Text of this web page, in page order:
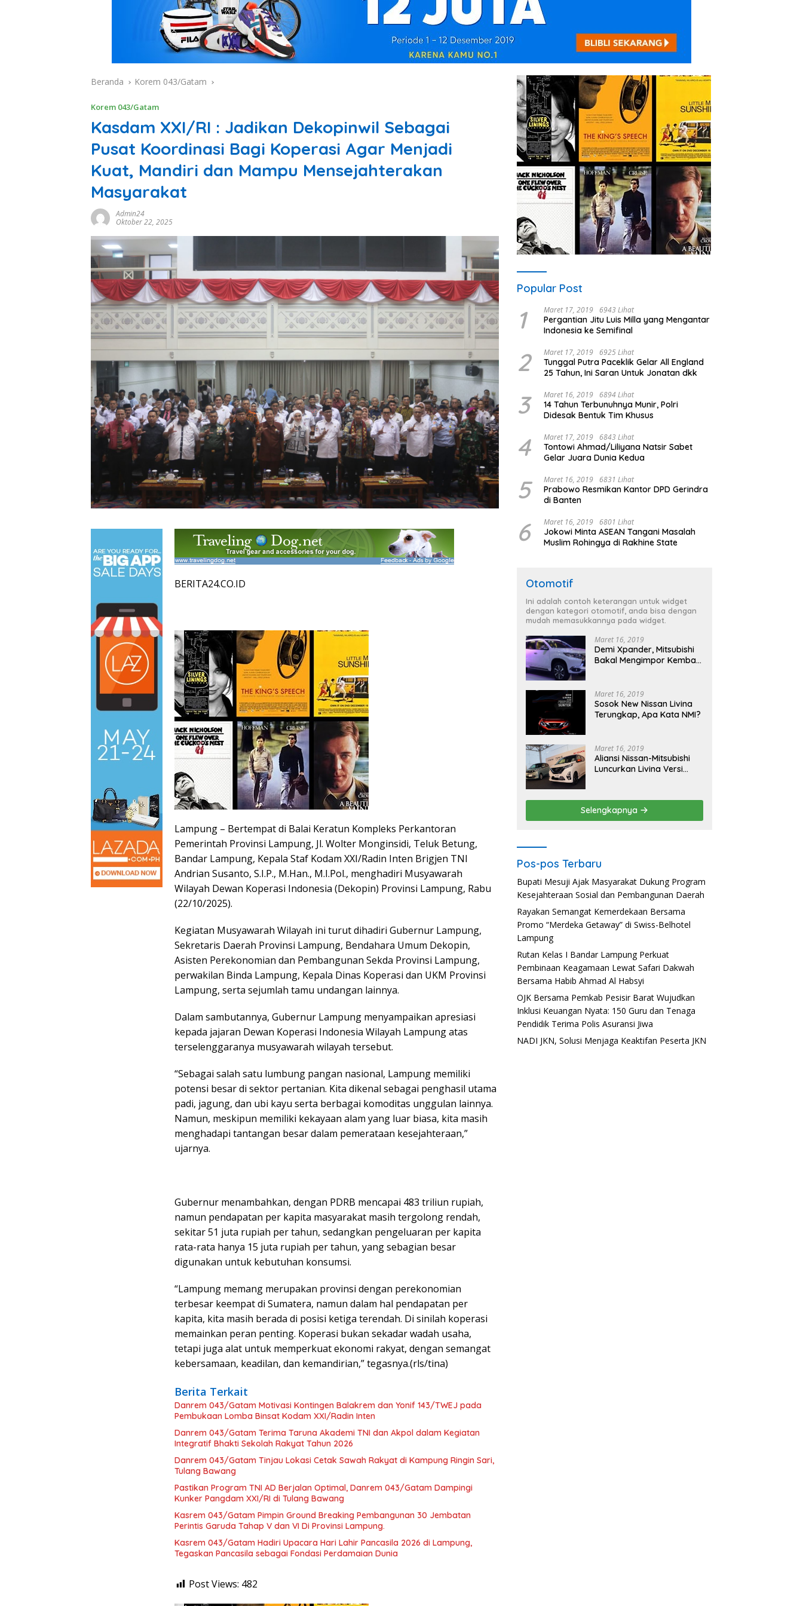
Beranda Korem 043/Gatam
Korem 043/Gatam
Kasdam XXI/RI : Jadikan Dekopinwil Sebagai
Pusat Koordinasi Bagi Koperasi Agar Menjadi
Kuat, Mandiri dan Mampu Mensejahterakan
Masyarakat
Admin24
Oktober 22, 2025
BERITA24.CO.ID
Lampung – Bertempat di Balai Keratun Kompleks Perkantoran
Pemerintah Provinsi Lampung, Jl. Wolter Monginsidi, Teluk Betung,
Bandar Lampung, Kepala Staf Kodam XXI/Radin Inten Brigjen TNI
Andrian Susanto, S.I.P., M.Han., M.I.Pol., menghadiri Musyawarah
Wilayah Dewan Koperasi Indonesia (Dekopin) Provinsi Lampung, Rabu
(22/10/2025).
Kegiatan Musyawarah Wilayah ini turut dihadiri Gubernur Lampung,
Sekretaris Daerah Provinsi Lampung, Bendahara Umum Dekopin,
Asisten Perekonomian dan Pembangunan Sekda Provinsi Lampung,
perwakilan Binda Lampung, Kepala Dinas Koperasi dan UKM Provinsi
Lampung, serta sejumlah tamu undangan lainnya.
Dalam sambutannya, Gubernur Lampung menyampaikan apresiasi
kepada jajaran Dewan Koperasi Indonesia Wilayah Lampung atas
terselenggaranya musyawarah wilayah tersebut.
“Sebagai salah satu lumbung pangan nasional, Lampung memiliki
potensi besar di sektor pertanian. Kita dikenal sebagai penghasil utama
padi, jagung, dan ubi kayu serta berbagai komoditas unggulan lainnya.
Namun, meskipun memiliki kekayaan alam yang luar biasa, kita masih
menghadapi tantangan besar dalam pemerataan kesejahteraan,”
ujarnya.
Gubernur menambahkan, dengan PDRB mencapai 483 triliun rupiah,
namun pendapatan per kapita masyarakat masih tergolong rendah,
sekitar 51 juta rupiah per tahun, sedangkan pengeluaran per kapita
rata-rata hanya 15 juta rupiah per tahun, yang sebagian besar
digunakan untuk kebutuhan konsumsi.
“Lampung memang merupakan provinsi dengan perekonomian
terbesar keempat di Sumatera, namun dalam hal pendapatan per
kapita, kita masih berada di posisi ketiga terendah. Di sinilah koperasi
memainkan peran penting. Koperasi bukan sekadar wadah usaha,
tetapi juga alat untuk memperkuat ekonomi rakyat, dengan semangat
kebersamaan, keadilan, dan kemandirian,” tegasnya.(rls/tina)
Berita Terkait
Danrem 043/Gatam Motivasi Kontingen Balakrem dan Yonif 143/TWEJ pada
Pembukaan Lomba Binsat Kodam XXI/Radin Inten
Danrem 043/Gatam Terima Taruna Akademi TNI dan Akpol dalam Kegiatan
Integratif Bhakti Sekolah Rakyat Tahun 2026
Danrem 043/Gatam Tinjau Lokasi Cetak Sawah Rakyat di Kampung Ringin Sari,
Tulang Bawang
Pastikan Program TNI AD Berjalan Optimal, Danrem 043/Gatam Dampingi
Kunker Pangdam XXI/RI di Tulang Bawang
Kasrem 043/Gatam Pimpin Ground Breaking Pembangunan 30 Jembatan
Perintis Garuda Tahap V dan VI Di Provinsi Lampung.
Kasrem 043/Gatam Hadiri Upacara Hari Lahir Pancasila 2026 di Lampung,
Tegaskan Pancasila sebagai Fondasi Perdamaian Dunia
Post Views: 482
Popular Post
1 Maret 17, 2019 6943 Lihat
Pergantian Jitu Luis Milla yang Mengantar
Indonesia ke Semifinal
2 Maret 17, 2019 6925 Lihat
Tunggal Putra Paceklik Gelar All England
25 Tahun, Ini Saran Untuk Jonatan dkk
3 Maret 16, 2019 6894 Lihat
14 Tahun Terbunuhnya Munir, Polri
Didesak Bentuk Tim Khusus
4 Maret 17, 2019 6843 Lihat
Tontowi Ahmad/Liliyana Natsir Sabet
Gelar Juara Dunia Kedua
5 Maret 16, 2019 6831 Lihat
Prabowo Resmikan Kantor DPD Gerindra
di Banten
6 Maret 16, 2019 6801 Lihat
Jokowi Minta ASEAN Tangani Masalah
Muslim Rohingya di Rakhine State
Otomotif
Ini adalah contoh keterangan untuk widget
dengan kategori otomotif, anda bisa dengan
mudah memasukkannya pada widget.
Maret 16, 2019
Demi Xpander, Mitsubishi
Bakal Mengimpor Kembali
Maret 16, 2019
Sosok New Nissan Livina
Terungkap, Apa Kata NMI?
Maret 16, 2019
Aliansi Nissan-Mitsubishi
Luncurkan Livina Versi
Selengkapnya
Pos-pos Terbaru
Bupati Mesuji Ajak Masyarakat Dukung Program
Kesejahteraan Sosial dan Pembangunan Daerah
Rayakan Semangat Kemerdekaan Bersama
Promo “Merdeka Getaway” di Swiss-Belhotel
Lampung
Rutan Kelas I Bandar Lampung Perkuat
Pembinaan Keagamaan Lewat Safari Dakwah
Bersama Habib Ahmad Al Habsyi
OJK Bersama Pemkab Pesisir Barat Wujudkan
Inklusi Keuangan Nyata: 150 Guru dan Tenaga
Pendidik Terima Polis Asuransi Jiwa
NADI JKN, Solusi Menjaga Keaktifan Peserta JKN